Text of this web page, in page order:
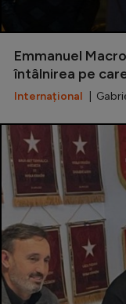
Emmanuel
întâlnirea pe
Internațional |